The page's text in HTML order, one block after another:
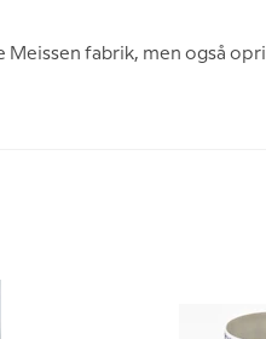
fabrik, men også